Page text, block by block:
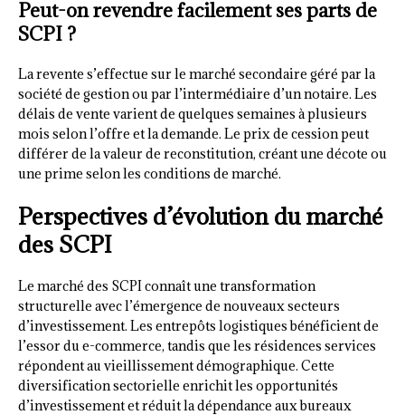
Peut-on revendre facilement ses parts de
SCPI ?
La revente s’effectue sur le marché secondaire géré par la
société de gestion ou par l’intermédiaire d’un notaire. Les
délais de vente varient de quelques semaines à plusieurs
mois selon l’offre et la demande. Le prix de cession peut
différer de la valeur de reconstitution, créant une décote ou
une prime selon les conditions de marché.
Perspectives d’évolution du marché
des SCPI
Le marché des SCPI connaît une transformation
structurelle avec l’émergence de nouveaux secteurs
d’investissement. Les entrepôts logistiques bénéficient de
l’essor du e-commerce, tandis que les résidences services
répondent au vieillissement démographique. Cette
diversification sectorielle enrichit les opportunités
d’investissement et réduit la dépendance aux bureaux